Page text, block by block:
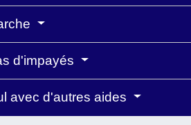
d'impayés
avec d'autres aides